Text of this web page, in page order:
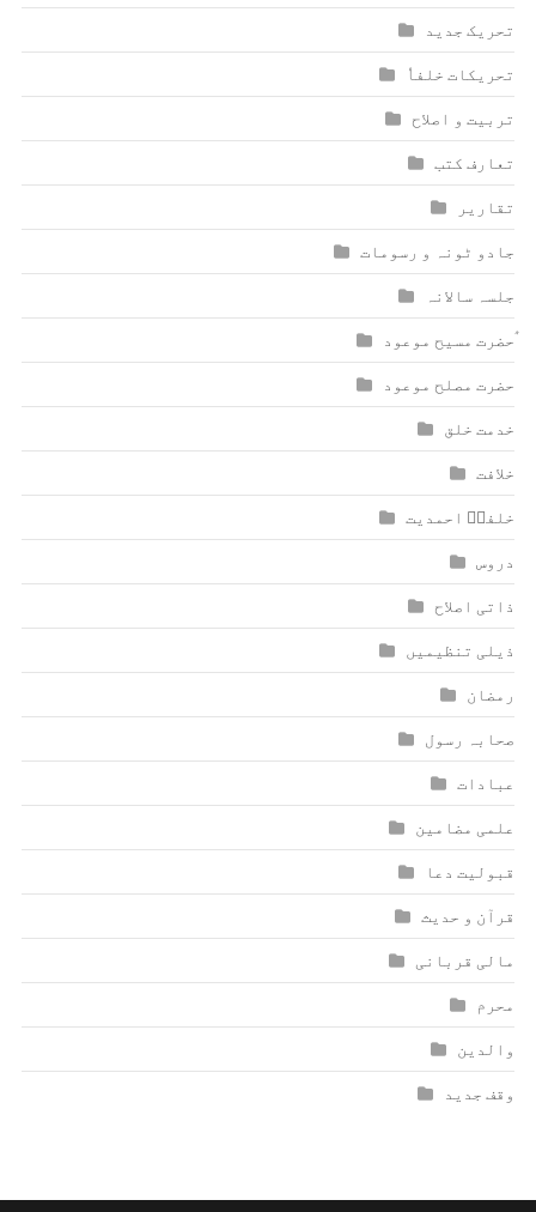
تحریک جدید
تحریکات خلفاٗ
تربیت و اصلاح
تعارف کتب
تقاریر
جادو ٹونہ و رسومات
جلسہ سالانہ
ٰؑحضرت مسیح موعود
حضرت مصلح موعود
خدمت خلق
خلافت
خلفاؑ احمدیت
دروس
ذاتی اصلاح
ذیلی تنظیمیں
رمضان
صحابہ رسول
عبادات
علمی مضامین
قبولیت دعا
قرآن و حدیث
مالی قربانی
محرم
والدین
وقف جدید